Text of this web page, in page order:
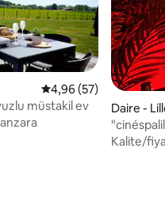
5 üzerinden ortalama
4,96 (57)
müstakil ev
Daire -
Kalite/